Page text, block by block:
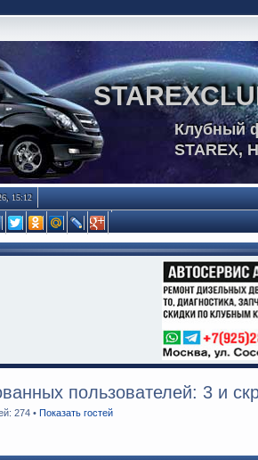
Клубный
STAREX,
15:12
пользователей: 3 и
274 • Показать гостей